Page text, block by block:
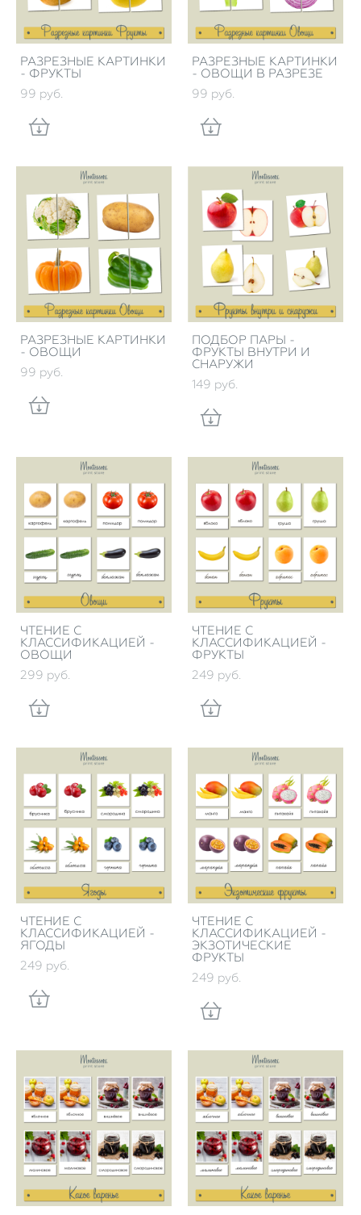
РАЗРЕЗНЫЕ КАРТИНКИ
- ФРУКТЫ
99 pуб.
РАЗРЕЗНЫЕ КАРТИНКИ
- ОВОЩИ В РАЗРЕЗЕ
99 pуб.
РАЗРЕЗНЫЕ КАРТИНКИ
- ОВОЩИ
99 pуб.
ПОДБОР ПАРЫ -
ФРУКТЫ ВНУТРИ И
СНАРУЖИ
149 pуб.
ЧТЕНИЕ С
КЛАССИФИКАЦИЕЙ -
ОВОЩИ
299 pуб.
ЧТЕНИЕ С
КЛАССИФИКАЦИЕЙ -
ФРУКТЫ
249 pуб.
ЧТЕНИЕ С
КЛАССИФИКАЦИЕЙ -
ЯГОДЫ
249 pуб.
ЧТЕНИЕ С
КЛАССИФИКАЦИЕЙ -
ЭКЗОТИЧЕСКИЕ
ФРУКТЫ
249 pуб.